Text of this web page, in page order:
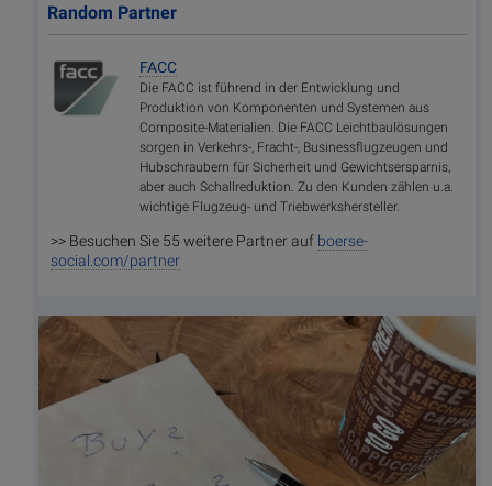
Random Partner
FACC
Die FACC ist führend in der Entwicklung und
Produktion von Komponenten und Systemen aus
Composite-Materialien. Die FACC Leichtbaulösungen
sorgen in Verkehrs-, Fracht-, Businessflugzeugen und
Hubschraubern für Sicherheit und Gewichtsersparnis,
aber auch Schallreduktion. Zu den Kunden zählen u.a.
wichtige Flugzeug- und Triebwerkshersteller.
>> Besuchen Sie 55 weitere Partner auf boerse-
social.com/partner